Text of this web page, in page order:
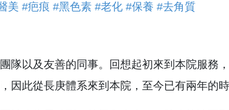
美 #疤痕 #黑色素 #老化 #保養 #去角質
隊以及友善的同事。回想起初來到本院服務
因此從長庚體系來到本院，至今已有兩年的